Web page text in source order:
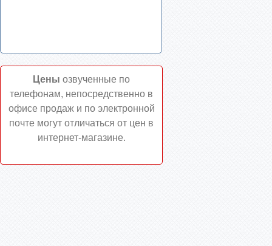
Цены озвученные по
телефонам, непосредственно в
офисе продаж и по электронной
почте могут отличаться от цен в
интернет-магазине.